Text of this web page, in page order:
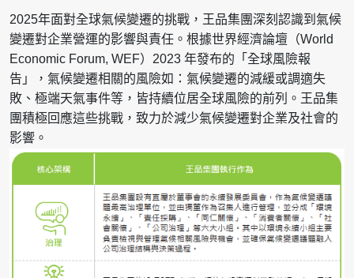
2025年面對全球氣候變遷的挑戰，王品集團深刻認識到氣候
變遷對企業營運的影響與責任。根據世界經濟論壇（World
Economic Forum, WEF）2023 年發布的「全球風險報
告」，氣候變遷相關的風險如：氣候變遷的減緩或調適失
敗、極端天氣事件等，皆持續位居全球風險的前列。王品集
團積極回應這些挑戰，致力於減少氣候變遷對企業及社會的
影響。